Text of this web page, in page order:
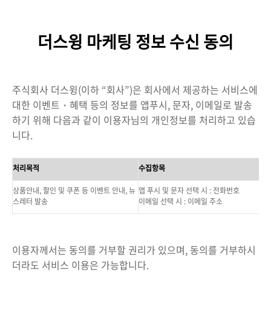
더스윙 마케팅 정보 수신 동의
주식회사 더스윙(이하 “회사”)은 회사에서 제공하는 서비스에
대한 이벤트 ・ 혜택 등의 정보를 앱푸시, 문자, 이메일로 발송
하기 위해 다음과 같이 이용자님의 개인정보를 처리하고 있습
니다.
처리목적 수집항목
상품안내,할인 및 쿠폰 등 이벤트 안내,뉴
스레터 발송
앱 푸시 및 문자 선택 시 : 전화번호
이메일 선택 시 : 이메일 주소
이용자께서는 동의를 거부할 권리가 있으며,동의를 거부하시
더라도 서비스 이용은 가능합니다.